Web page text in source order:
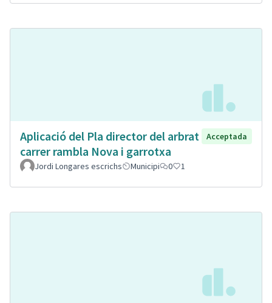
Aplicació del Pla director del arbrat
carrer rambla Nova i garrotxa
Acceptada
Jordi Longares escrichs Municipi 0 1